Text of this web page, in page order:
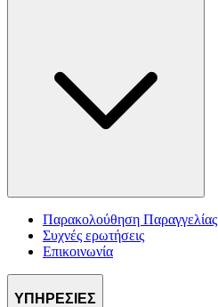
Παρακολούθηση Παραγγελίας
Συχνές ερωτήσεις
Επικοινωνία
ΥΠΗΡΕΣΙΕΣ